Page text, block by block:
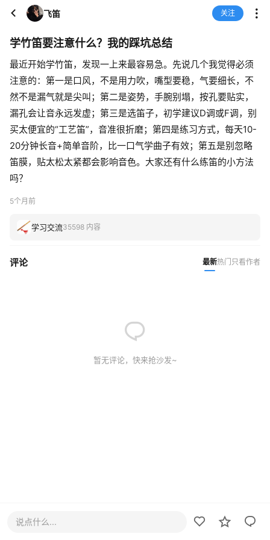
飞笛 关注
学竹笛要注意什么？我的踩坑总结
最近开始学竹笛，发现一上来最容易急。先说几个我觉得必须
注意的：第一是口风，不是用力吹，嘴型要稳，气要细长，不
然不是漏气就是尖叫；第二是姿势，手腕别塌，按孔要贴实，
漏孔会让音永远发虚；第三是选笛子，初学建议D调或F调，别
买太便宜的“工艺笛”，音准很折磨；第四是练习方式，每天10-
20分钟长音+简单音阶，比一口气学曲子有效；第五是别忽略
笛膜，贴太松太紧都会影响音色。大家还有什么练笛的小方法
吗？
5个月前
学习交流35598 内容
评论 最新热门 只看作者
暂无评论，快来抢沙发~
说点什么...